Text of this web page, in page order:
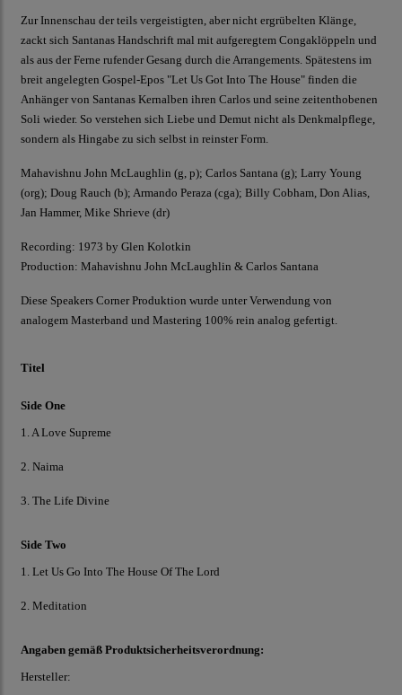
Zur Innenschau der teils vergeistigten, aber nicht ergrübelten Klänge,
zackt sich Santanas Handschrift mal mit aufgeregtem Congaklöppeln und
als aus der Ferne rufender Gesang durch die Arrangements. Spätestens im
breit angelegten Gospel-Epos "Let Us Got Into The House" finden die
Anhänger von Santanas Kernalben ihren Carlos und seine zeitenthobenen
Soli wieder. So verstehen sich Liebe und Demut nicht als Denkmalpflege,
sondern als Hingabe zu sich selbst in reinster Form.
Mahavishnu John McLaughlin (g, p); Carlos Santana (g); Larry Young
(org); Doug Rauch (b); Armando Peraza (cga); Billy Cobham, Don Alias,
Jan Hammer, Mike Shrieve (dr)
Recording: 1973 by Glen Kolotkin
Production: Mahavishnu John McLaughlin & Carlos Santana
Diese Speakers Corner Produktion wurde unter Verwendung von
analogem Masterband und Mastering 100% rein analog gefertigt.
Titel
Side One
1. A Love Supreme
2. Naima
3. The Life Divine
Side Two
1. Let Us Go Into The House Of The Lord
2. Meditation
Angaben gemäß Produktsicherheitsverordnung:
Hersteller: